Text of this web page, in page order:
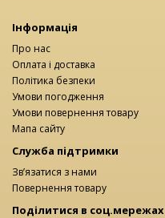
Інформація
Про нас
Оплата і доставка
Політика безпеки
Умови погодження
Умови повернення товару
Мапа сайту
Служба підтримки
Зв’язатися з нами
Повернення товару
Поділитися в соц.мережах